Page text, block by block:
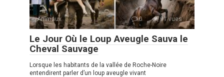
Animaux 0 91 vues
Le Jour Où le Loup Aveugle Sauva le
Cheval Sauvage
Lorsque les habitants de la vallée de Roche-Noire
entendirent parler d’un loup aveugle vivant